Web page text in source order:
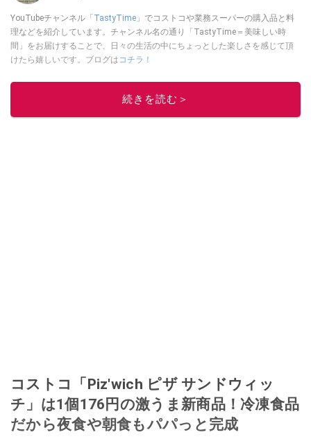
YouTubeチャンネル「 TastyTime 」でコストコや業務スーパーの購入品と料
理などを紹介しています。チャンネル名の通り「TastyTime＝美味しい時
間」をお届けすることで、日々の生活の中にちょっとした楽しさを感じて頂
けたら嬉しいです。ブログは コチラ！
このイチオシストの他の記事を読む
続きを読む＞
コストコ「Piz'wich ピザ サンドウィッ
チ」は1個176円の激うま新商品！冷凍食品
だから夜食や朝食もパパっと完成